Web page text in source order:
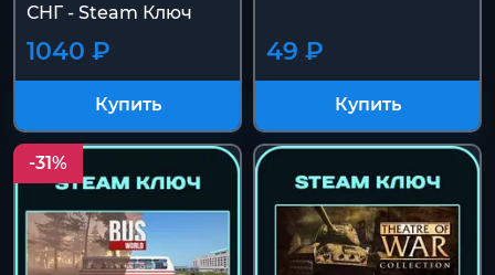
СНГ - Steam Ключ
1040 ₽
Купить
49 ₽
Купить
-31%